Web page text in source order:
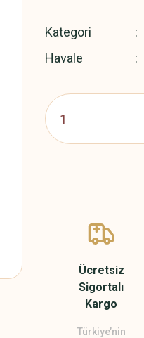
Kategori
Havale
Ücretsiz
Sigortalı
Kargo
Türkiye’nin